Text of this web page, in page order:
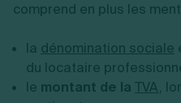
comprend en plus les
la dénomination sociale
du locataire
le montant de la TVA,